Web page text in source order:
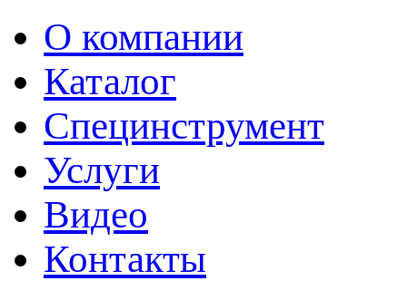
О компании
Каталог
Специнструмент
Услуги
Видео
Контакты